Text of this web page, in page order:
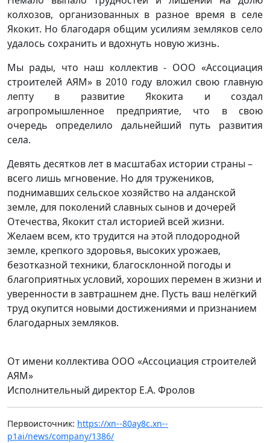
колхозов, организованных в разное время в селе
Якокит. Но благодаря общим усилиям земляков село
удалось сохранить и вдохнуть новую жизнь.
Мы рады, что наш коллектив - ООО «Ассоциация
строителей АЯМ» в 2010 году вложил свою главную
лепту в развитие Якокита и создал
агропромышленное предприятие, что в свою
очередь определило дальнейший путь развития
села.
Девять десятков лет в масштабах истории страны –
всего лишь мгновение. Но для тружеников,
поднимавших сельское хозяйство на алданской
земле, для поколений славных сынов и дочерей
Отечества, Якокит стал историей всей жизни.
Желаем всем, кто трудится на этой плодородной
земле, крепкого здоровья, высоких урожаев,
безотказной техники, благосклонной погоды и
благоприятных условий, хороших перемен в жизни и
уверенности в завтрашнем дне. Пусть ваш нелёгкий
труд окупится новыми достижениями и признанием
благодарных земляков.
От имени коллектива ООО «Ассоциация строителей
АЯМ»
Исполнительный директор Е.А. Фролов
Первоисточник: https://xn--80ay8c.xn--
p1ai/news/company/1386/